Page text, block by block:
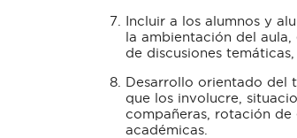
Incluir a los alumnos y
la ambientación del aula,
de discusiones
Desarrollo orientado del
que los involucre,
compañeras, rotación de
académicas.